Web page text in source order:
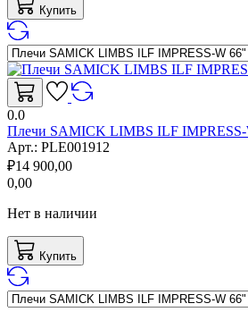
Купить
0.0
Плечи SAMICK LIMBS ILF IMPRESS-
Арт.: PLE001912
₽14 900,00
0,00
Нет в наличии
Купить